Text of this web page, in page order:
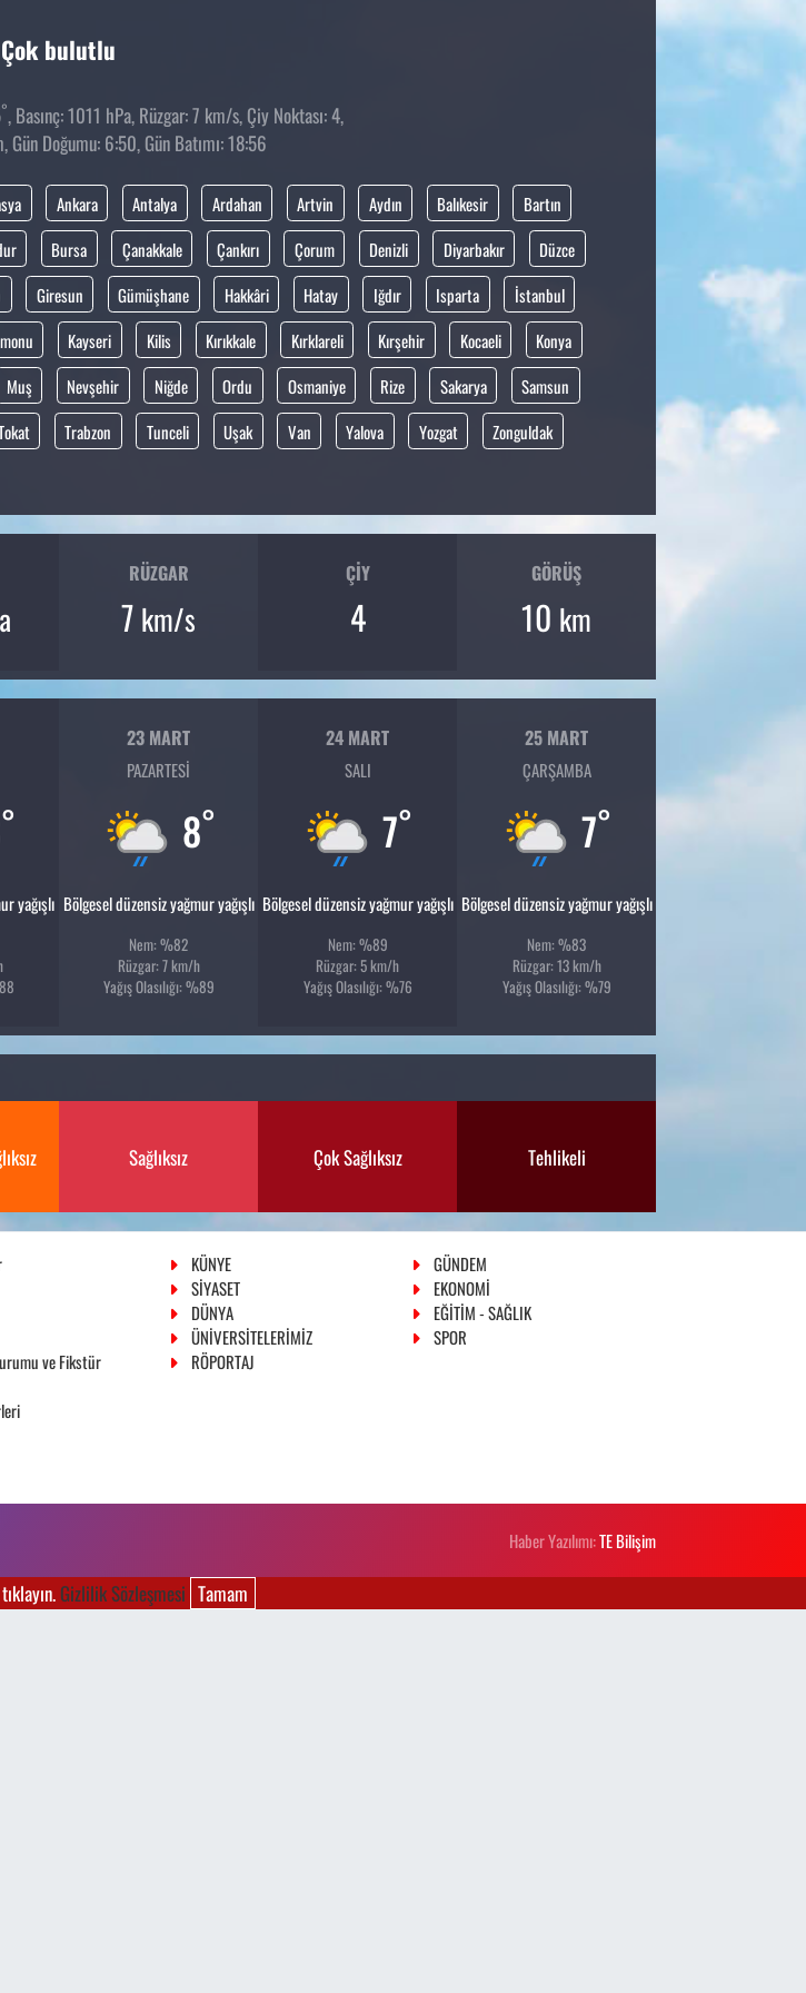
Çok bulutlu
°, Basınç: 1011 hPa, Rüzgar: 7 km/s, Çiy Noktası: 4,
Gün Doğumu: 6:50, Gün Batımı: 18:56
Ankara Antalya Ardahan Artvin Aydın Balıkesir
Bartın
Bursa Çanakkale Çankırı Çorum Denizli Diyarbakır
Düzce
Giresun Gümüşhane Hakkâri Hatay Iğdır Isparta
İstanbul
Kayseri Kilis Kırıkkale Kırklareli Kırşehir Kocaeli
Konya
Muş Nevşehir Niğde Ordu Osmaniye Rize Sakarya
Samsun
Trabzon Tunceli Uşak Van Yalova Yozgat Zonguldak
RÜZGAR
7 km/s
ÇIY
4
GÖRÜŞ
10 km
°
yağışlı
23 MART
PAZARTESI
8°
Bölgesel düzensiz yağmur yağışlı
Nem: %82
Rüzgar: 7 km/h
Yağış Olasılığı: %89
24 MART
SALI
7°
Bölgesel düzensiz yağmur yağışlı
Nem: %89
Rüzgar: 5 km/h
Yağış Olasılığı: %76
25 MART
ÇARŞAMBA
7°
Bölgesel düzensiz yağmur yağışlı
Nem: %83
Rüzgar: 13 km/h
Yağış Olasılığı: %79
Sağlıksız Çok Sağlıksız Tehlikeli
ve Fikstür
KÜNYE
GÜNDEM
SİYASET
EKONOMİ
DÜNYA
EĞİTİM - SAĞLIK
ÜNİVERSİTELERİMİZ
SPOR
RÖPORTAJ
Haber Yazılımı:TE Bilişim
Gizlilik Sözleşmesi Tamam